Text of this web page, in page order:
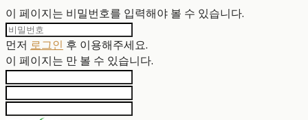
이 페이지는 비밀번호를 입력해야 볼 수 있습니다.
먼저 로그인 후 이용해주세요.
이 페이지는 만 볼 수 있습니다.